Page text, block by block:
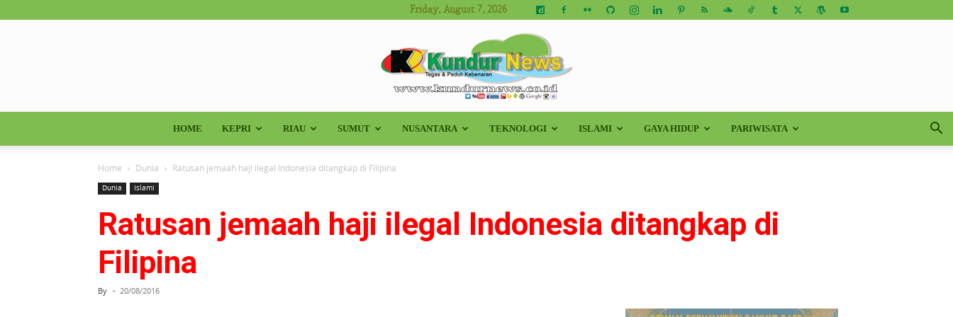
Friday, August 7, 2026
Kundur
News
HOME KEPRI RIAU SUMUT NUSANTARA TEKNOLOGI ISLAMI GAYA HIDUP PARIWISATA
Home Dunia Ratusan jemaah haji ilegal Indonesia ditangkap di Filipina
Dunia Islami
Ratusan jemaah haji ilegal Indonesia ditangkap di
Filipina
By - 20/08/2016